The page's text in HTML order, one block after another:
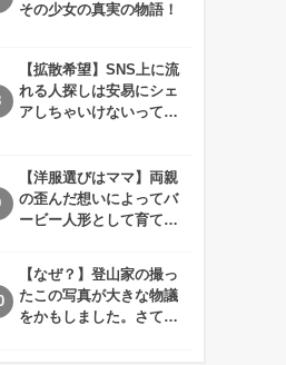
その少女の真実の物語！
【拡散希望】SNS上に流
れる人探しは安易にシェ
アしちゃいけないって知
【洋服選びはママ】両親
の歪んだ想いによってバ
ービー人形として育てら
【なぜ？】登山家の撮っ
たこの写真が大きな物議
をかもしました。さて、